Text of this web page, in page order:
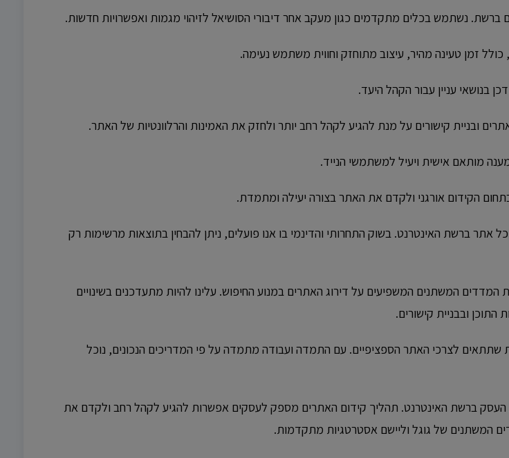
ברשת. נשתמש בכלים מתקדמים כגון מעקב אחר דיבורי הסושיאל לזיהוי מגמות ואפשרויות חדשות.
זמן טעינה מהיר, עיצוב מתוחזק וחווית משתמש נעימה.
בנושאי עניין עבור הקהל היעד.
ובניית קישורים על מנת להגיע לקהל רחב יותר ולחזק את האמינות והרלוונטיות של האתר.
מותאם אישית ויעיל למשתמשי הנייד.
הקידום אורגני ולקדם את האתר בצורה יעילה ומתמדת.
אתר ברשת האינטרנט. בשוק התחרותי והדינמי בו אנו פועלים, ניתן להבחין בתוצאות מרשימות רק
המשתנים המשפיעים על דירוג האתרים במנוע החיפוש. עלינו להיות מתעדכנים בשינויים
ובבניית קישורים.
שתתאים לצרכי האתר הספציפיים. עם התמדה ועבודה מתמדה על פי המדריכים הנכונים, נוכל
העסק ברשת האינטרנט. תהליך קידום האתרים מספק לעסקים אפשרות להגיע לקהל רחב ולקדם את
המשתנים של גוגל וליישם אסטרטגיות מתקדמות.